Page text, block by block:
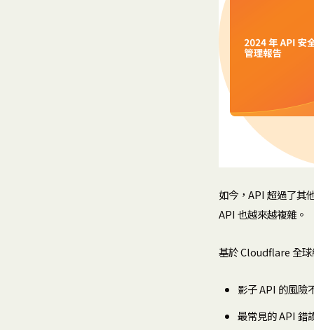
如今，API 超過了其
API 也越來越複雜。
基於 Cloudflare 全
影子 API 的風險
最常見的 API 錯